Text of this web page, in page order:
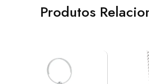
Produtos